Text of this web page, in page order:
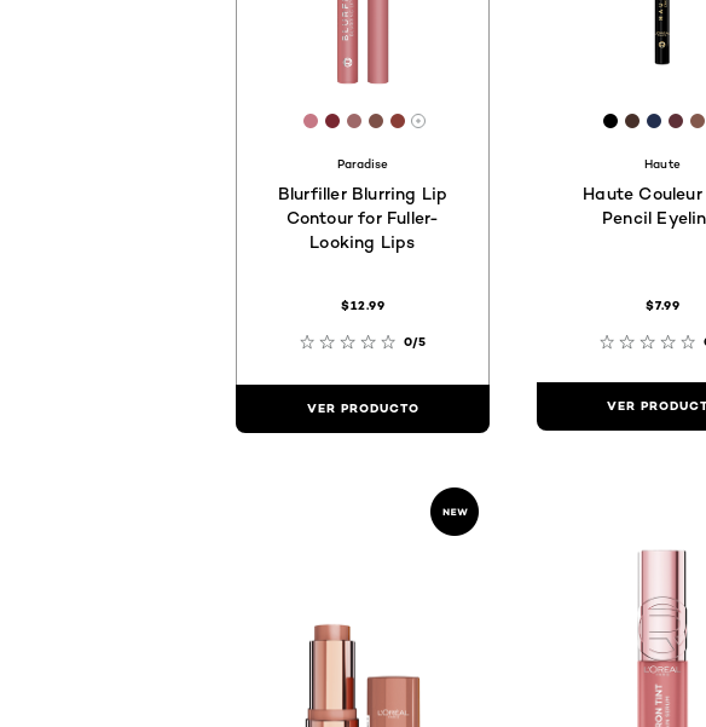
[Color]: #C67885
[Color]: #782730
[Color]: #9E6868
[Color]: #7D5148
[Color]: #893D36
Hay más tonos disponibles
Paradise
Blurfiller Blurring Lip
Contour for Fuller-
Looking Lips
$12.99
0/5
VER PRODUCTO
[Color]:
[Color]:
Haute
Haute Couleur
Pencil
$7.99
VER